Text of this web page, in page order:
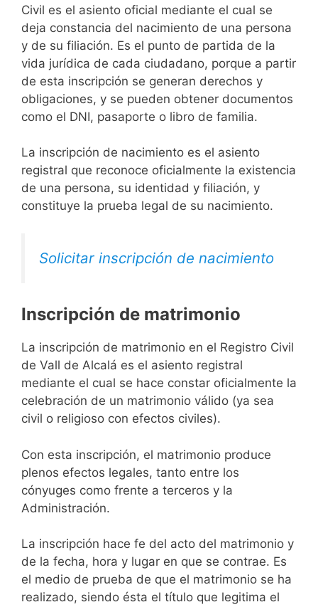
Civil es el asiento oficial mediante el cual se
deja constancia del nacimiento de una persona
y de su filiación. Es el punto de partida de la
vida jurídica de cada ciudadano, porque a partir
de esta inscripción se generan derechos y
obligaciones, y se pueden obtener documentos
como el DNI, pasaporte o libro de familia.
La inscripción de nacimiento es el asiento
registral que reconoce oficialmente la existencia
de una persona, su identidad y filiación, y
constituye la prueba legal de su nacimiento.
Solicitar inscripción de nacimiento
Inscripción de matrimonio
La inscripción de matrimonio en el Registro Civil
de Vall de Alcalá es el asiento registral
mediante el cual se hace constar oficialmente la
celebración de un matrimonio válido (ya sea
civil o religioso con efectos civiles).
Con esta inscripción, el matrimonio produce
plenos efectos legales, tanto entre los
cónyuges como frente a terceros y la
Administración.
La inscripción hace fe del acto del matrimonio y
de la fecha, hora y lugar en que se contrae. Es
el medio de prueba de que el matrimonio se ha
realizado, siendo ésta el título que legitima el